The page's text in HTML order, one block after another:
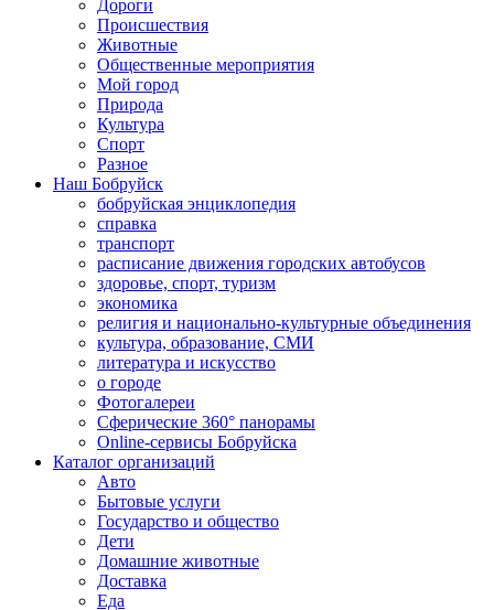
Дороги
Происшествия
Животные
Общественные мероприятия
Мой город
Природа
Культура
Спорт
Разное
Наш Бобруйск
бобруйская энциклопедия
справка
транспорт
расписание движения городских автобусов
здоровье, спорт, туризм
экономика
религия и национально-культурные объединения
культура, образование, СМИ
литература и искусство
о городе
Фотогалереи
Сферические 360° панорамы
Online-сервисы Бобруйска
Каталог организаций
Авто
Бытовые услуги
Государство и общество
Дети
Домашние животные
Доставка
Еда